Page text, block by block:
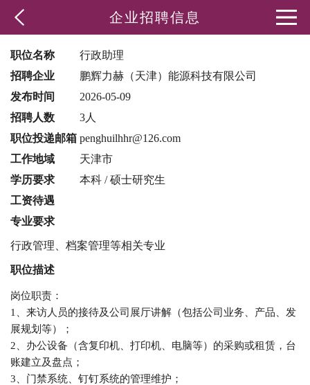
企业招聘信息
职位名称
行政助理
招聘企业
鹏辉力赫（天津）能源科技有限公司
发布时间
2026-05-09
招聘人数
3人
职位投递邮箱 penghuilhhr@126.com
工作地域
天津市
学历要求
本科 / 硕士研究生
工资待遇
专业要求
行政管理、档案管理等相关专业
职位描述
岗位职责：
1、来访人员的接待及公司展厅讲解（包括公司业务、产品、发
展规划等）；
2、办公设备（含复印机、打印机、电脑等）的采购或租赁，台
账建立及盘点；
3、门禁系统、钉钉系统的管理维护；